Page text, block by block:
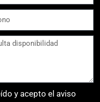
y acepto el aviso